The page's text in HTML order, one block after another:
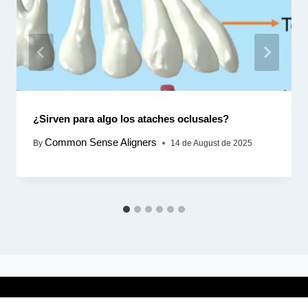
¿Sirven para algo los ataches oclusales?
By Common Sense Aligners 14 de August de 2025